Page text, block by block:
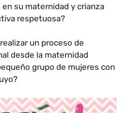
su maternidad y crianza
respetuosa?
un proceso de
desde la maternidad
grupo de mujeres con